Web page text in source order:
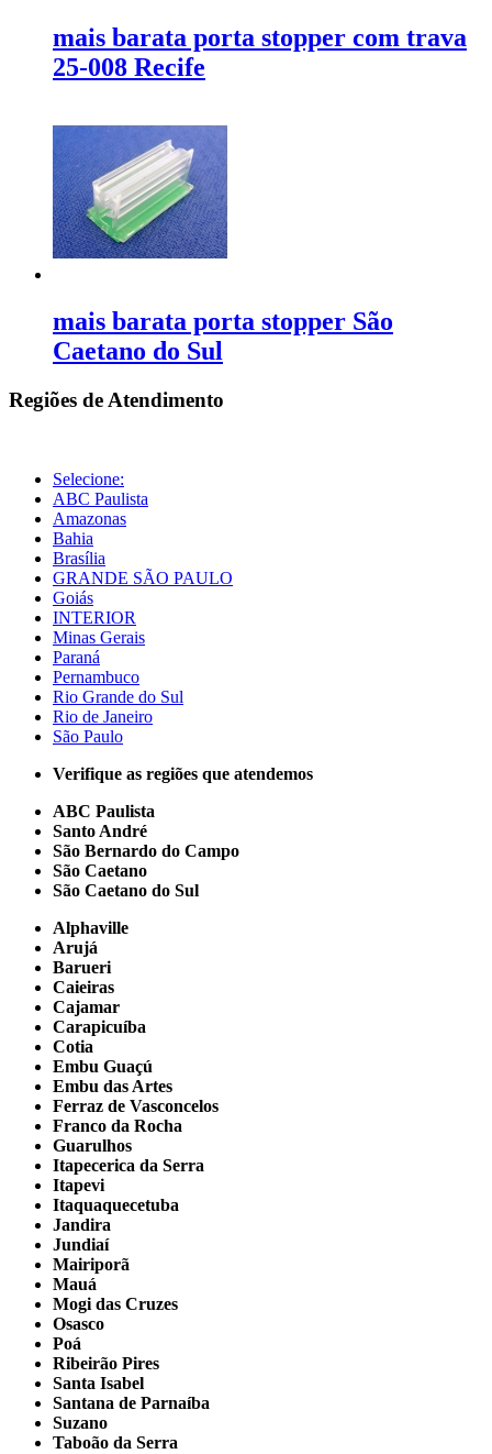
mais barata porta stopper com trava
25-008 Recife
mais barata porta stopper São
Caetano do Sul
Regiões de Atendimento
Selecione:
ABC Paulista
Amazonas
Bahia
Brasília
GRANDE SÃO PAULO
Goiás
INTERIOR
Minas Gerais
Paraná
Pernambuco
Rio Grande do Sul
Rio de Janeiro
São Paulo
Verifique as regiões que atendemos
ABC Paulista
Santo André
São Bernardo do Campo
São Caetano
São Caetano do Sul
Alphaville
Arujá
Barueri
Caieiras
Cajamar
Carapicuíba
Cotia
Embu Guaçú
Embu das Artes
Ferraz de Vasconcelos
Franco da Rocha
Guarulhos
Itapecerica da Serra
Itapevi
Itaquaquecetuba
Jandira
Jundiaí
Mairiporã
Mauá
Mogi das Cruzes
Osasco
Poá
Ribeirão Pires
Santa Isabel
Santana de Parnaíba
Suzano
Taboão da Serra